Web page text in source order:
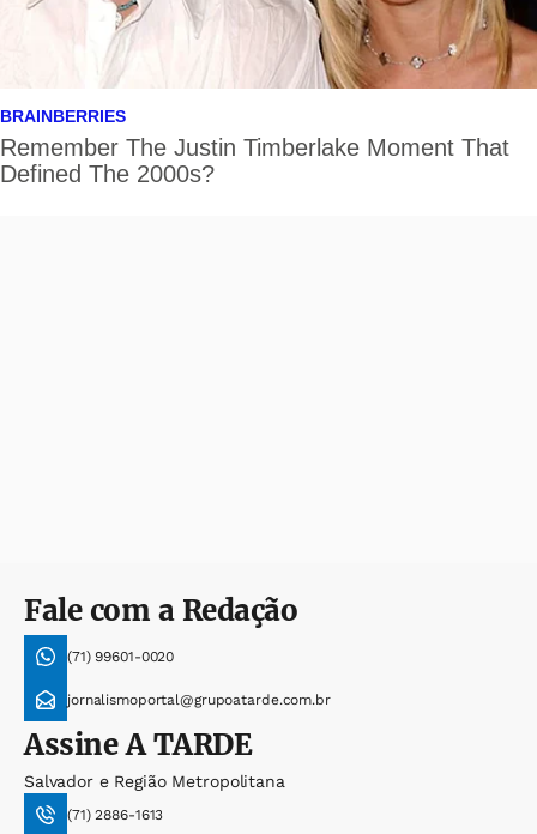
Fale com a Redação
(71) 99601-0020
jornalismoportal@grupoatarde.com.br
AssineA TARDE
Salvador e Região Metropolitana
(71) 2886-1613